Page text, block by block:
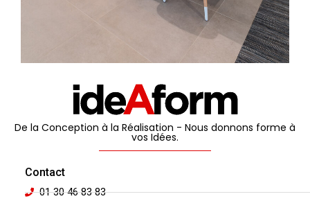
De la Conception à la Réalisation - Nous donnons forme à
vos Idées.
Contact
01 30 46 83 83